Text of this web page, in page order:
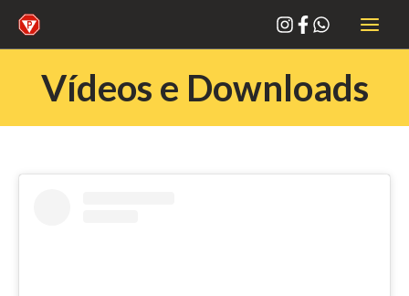
para
o
conteúdoVídeos e Downloads